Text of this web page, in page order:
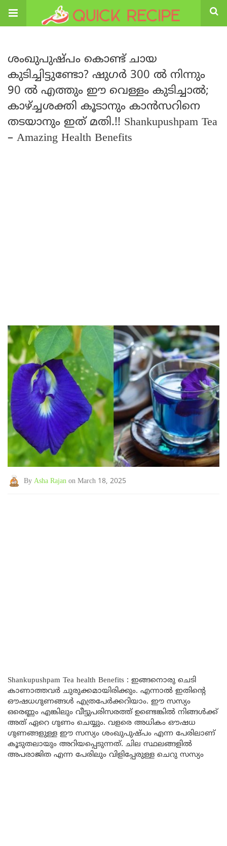
ശംഖുപുഷ്പം കൊണ്ട് ചായ
കുടിച്ചിട്ടുണ്ടോ? ഷുഗർ 300 ൽ നിന്നും
90 ൽ എത്തും ഈ വെള്ളം കുടിച്ചാൽ;
കാഴ്ച്ചശക്തി കൂടാനും കാൻസറിനെ
തടയാനും ഇത് മതി.!! Shankupushpam Tea
– Amazing Health Benefits
By Asha Rajan on March 18, 2025
Shankupushpam Tea health Benefits : ഇങ്ങനൊരു ചെടി
കാണാത്തവർ ചുരുക്കമായിരിക്കും. എന്നാൽ ഇതിന്റെ
ഔഷധഗുണങ്ങൾ എത്രപേർക്കറിയാം. ഈ സസ്യം
ഒരെണ്ണം എങ്കിലും വീട്ടുപരിസരത്ത് ഉണ്ടെങ്കിൽ നിങ്ങൾക്ക്
അത് ഏറെ ഗുണം ചെയ്യും. വളരെ അധികം ഔഷധ
ഗുണങ്ങളുള്ള ഈ സസ്യം ശംഖുപുഷ്പം എന്ന പേരിലാണ്
കൂടുതലായും അറിയപ്പെടുന്നത്. ചില സ്ഥലങ്ങളിൽ
അപരാജിത എന്ന പേരിലും വിളിപ്പേരുള്ള ചെറു സസ്യം